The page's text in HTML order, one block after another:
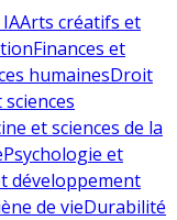
Arts créatifs et
Finances et
humainesDroit
et sciences de la
Psychologie et
développement
de vieDurabilité